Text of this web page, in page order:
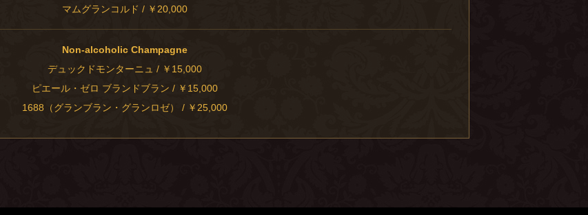
マムグランコルド / ￥20,000
Non-alcoholic Champagne
デュックドモンターニュ / ￥15,000
ピエール・ゼロ ブランドブラン / ￥15,000
1688（グランブラン・グランロゼ） / ￥25,000